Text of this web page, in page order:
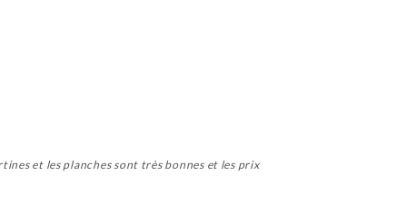
et les planches sont très bonnes et les prix